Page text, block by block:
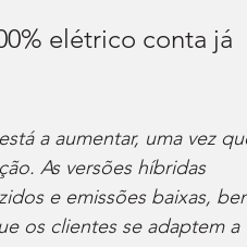
elétrico conta já
a aumentar, uma vez
As versões híbridas
e emissões baixas,
os clientes se adaptem a